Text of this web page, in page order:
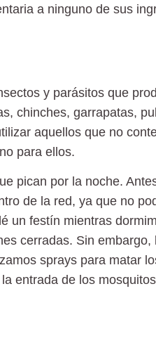
a ninguno de sus
y parásitos que
chinches, garrapatas,
aquellos que no
para ellos.
pican por la noche.
de la red, ya que no
un festín mientras
cerradas. Sin embargo,
sprays para matar
entrada de los